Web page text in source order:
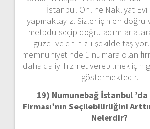
İstanbul Online Nakliyat Evi
yapmaktayız. Sizler için en doğru
metodu seçip doğru adımlar
güzel ve en hızlı şekilde
memnuniyetinde 1 numara olan
daha da iyi hizmet verebilmek için
göstermektedir.
19) Numunebağ İstanbul
Firması’nın Seçilebilirliğini
Nelerdir?